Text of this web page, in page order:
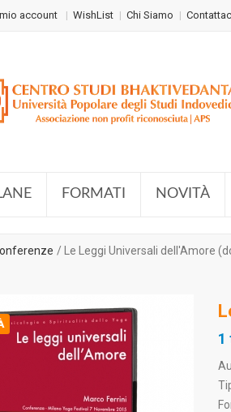
account WishList Chi Siamo
FORMATI NOVITÀ
Le Leggi Universali dell'Amore
1